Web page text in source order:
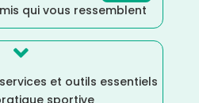
qui vous ressemblent

et outils essentiels